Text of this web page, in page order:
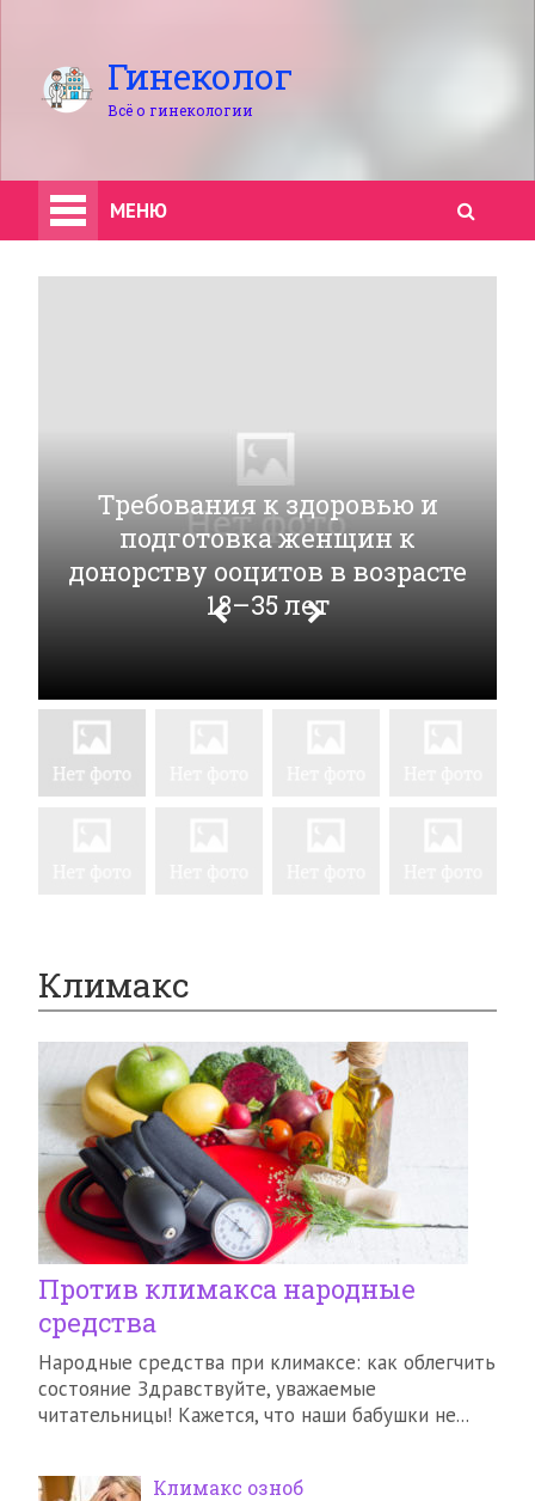
Гинеколог
Всё о гинекологии
МЕНЮ
Требования к здоровью и
подготовка женщин к
донорству ооцитов в возрасте
18–35 лет
Климакс
Против климакса народные
средства
Народные средства при климаксе: как облегчить
состояние Здравствуйте, уважаемые
читательницы! Кажется, что наши бабушки не...
Климакс озноб